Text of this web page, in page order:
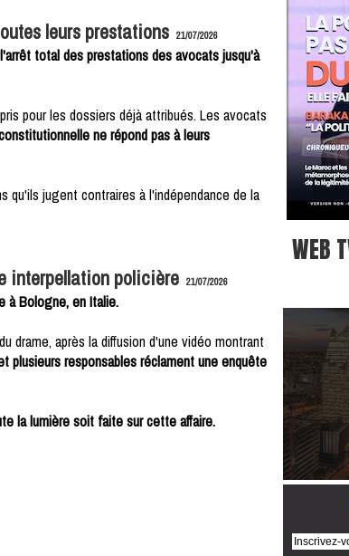
leurs prestations 21/07/2026
total des prestations des avocats jusqu'à
pour les dossiers déjà attribués. Les avocats
ne répond pas à leurs
qu'ils jugent contraires à l'indépendance de la
interpellation policière 21/07/2026
à Bologne, en Italie.
drame, après la diffusion d'une vidéo montrant
plusieurs responsables réclament une enquête
la lumière soit faite sur cette affaire.
WEB